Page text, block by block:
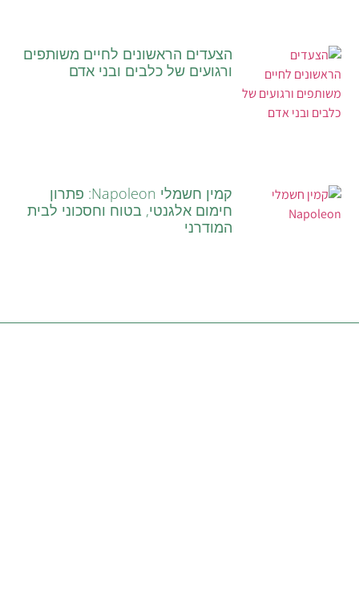
הצעדים הראשונים לחיים משותפים
ורגועים של כלבים ובני אדם
קמין חשמלי Napoleon: פתרון
חימום אלגנטי, בטוח וחסכוני לבית
המודרני